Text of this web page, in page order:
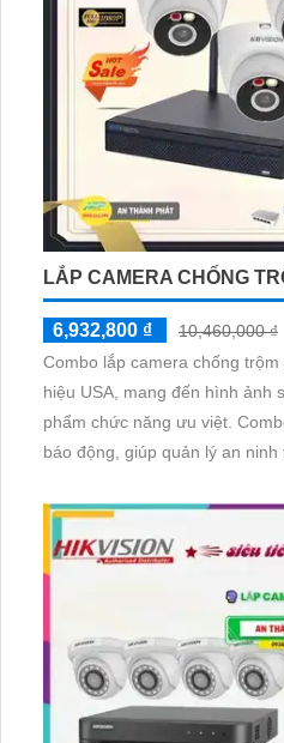
LẮP CAMERA CHỐNG
6,932,800 ₫
10,460,000 ₫
Combo lắp camera chống
hiệu USA, mang đến hình ảnh
phẩm chức năng ưu việt. Combo này bao gồm đèn còi
báo động, giúp quản lý an ninh tốt hơn. Đây
nhưng vẫn đảm bảo chất lượng